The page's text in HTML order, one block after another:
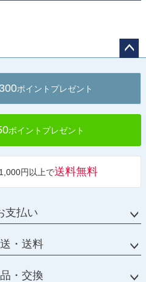
へ
300ポイントプレゼント
ポイントプレゼント
円以上で送料無料
支払い
・送料
・交換